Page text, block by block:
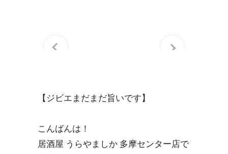
【ジビエまだまだ旨いです】
こんばんは！
居酒屋 うらやましか 多摩センター店で